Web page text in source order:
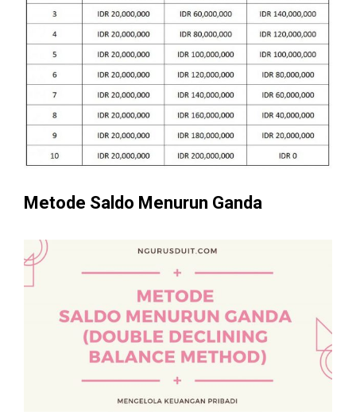
Metode Saldo Menurun Ganda